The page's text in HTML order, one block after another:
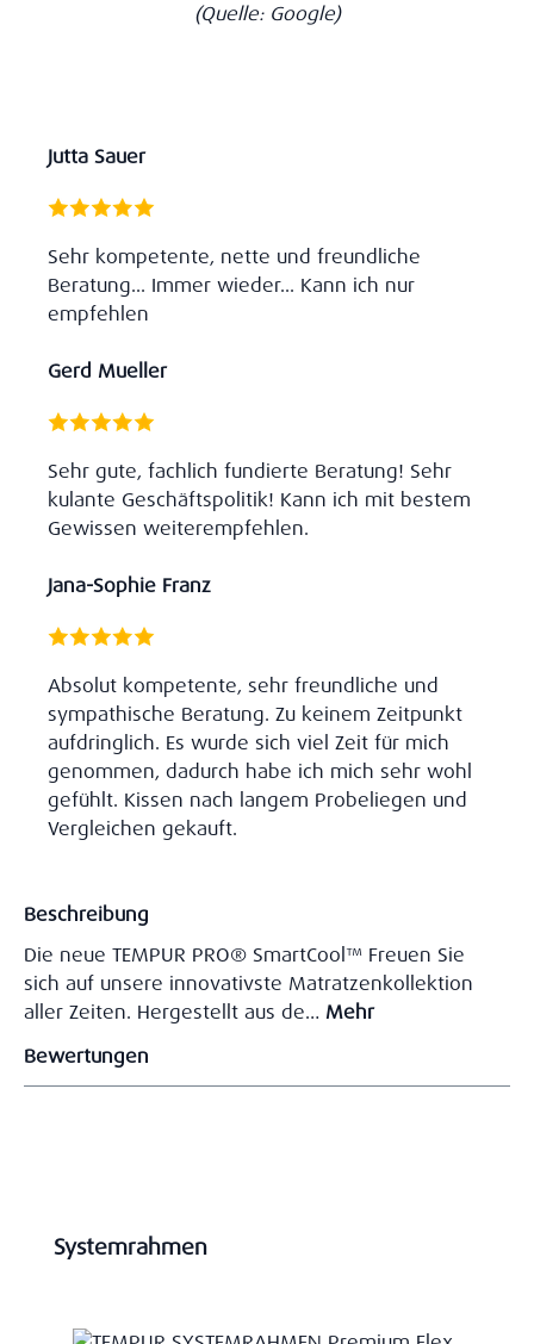
(Quelle: Google)
Jutta Sauer
Sehr kompetente, nette und freundliche
Beratung... Immer wieder... Kann ich nur
empfehlen
Gerd Mueller
Sehr gute, fachlich fundierte Beratung! Sehr
kulante Geschäftspolitik! Kann ich mit bestem
Gewissen weiterempfehlen.
Jana-Sophie Franz
Absolut kompetente, sehr freundliche und
sympathische Beratung. Zu keinem Zeitpunkt
aufdringlich. Es wurde sich viel Zeit für mich
genommen, dadurch habe ich mich sehr wohl
gefühlt. Kissen nach langem Probeliegen und
Vergleichen gekauft.
Beschreibung
Die neue TEMPUR PRO® SmartCool™ Freuen Sie
sich auf unsere innovativste Matratzenkollektion
aller Zeiten. Hergestellt aus de… Mehr
Bewertungen
Produktgalerie überspringen
Systemrahmen